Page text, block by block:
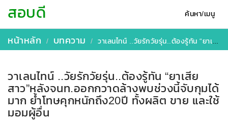
ค้นหา/เมนู
สอบดี
หน้าหลัก บทความ วาเลนไทน์ ..วัยรักวัยรุ่น..ต้องรู้ทัน “ยาเสียสาว”หลังจนท.ออกกวาดล้างพบช่วงนี้จับกุมได้มาก ย้ำโทษคุกหนักถึง20ปี ทั้งผลิต ขาย และใช้มอมผู้อื่น
วาเลนไทน์ ..วัยรักวัยรุ่น..ต้องรู้ทัน “ยาเสีย
สาว”หลังจนท.ออกกวาดล้างพบช่วงนี้จับกุมได้
มาก ย้ำโทษคุกหนักถึง20ปี ทั้งผลิต ขาย และใช้
มอมผู้อื่น